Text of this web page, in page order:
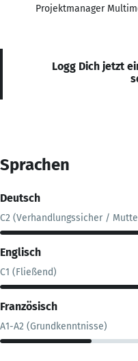
Projektmanager
Logg Dich jetzt
Sprachen
Deutsch
C2 (Verhandlungssicher /
Englisch
C1 (Fließend)
Französisch
A1-A2 (Grundkenntnisse)